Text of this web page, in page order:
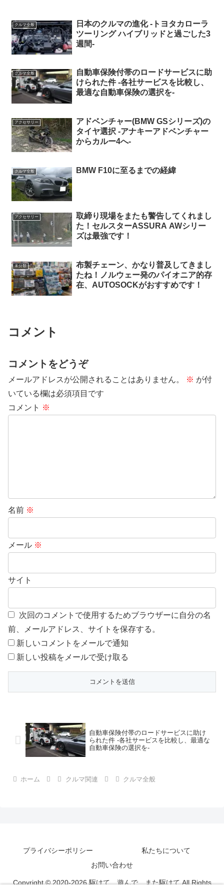
クルマ全般
日本のクルマの進化 -トヨタカローラ
ツーリング ハイブリッドと過ごした3
週間-
クルマ全般
自動車保険付帯のロードサービスに助
けられた件 -各社サービスを比較し、
最適な自動車保険の選択を-
アクセサリー
アドベンチャー(BMW GSシリーズ)の
タイヤ選択 -アナキーアドベンチャー
からカルー4へ-
クルマ全般 BMW F10に至るまでの経緯
アクセサリー
取締り現場をまたも警告してくれまし
た！セルスターASSURA AWシリー
ズは最強です！
未分類
布製チェーン、かなり普及してきまし
たね！ノルウェー発のパイオニア的存
在、AUTOSOCKがおすすめです！
コメント
コメントをどうぞ
メールアドレスが公開されることはありません。 ※ が付
いている欄は必須項目です
コメント ※
名前 ※
メール ※
サイト
次回のコメントで使用するためブラウザーに自分の名
前、メールアドレス、サイトを保存する。
新しいコメントをメールで通知
新しい投稿をメールで受け取る
自動車保険付帯のロードサービスに助け
られた件 -各社サービスを比較し、最適な
自動車保険の選択を-
ホーム クルマ関連 クルマ全般
プライバシーポリシー
私たちについて
お問い合わせ
Copyright © 2020-2026 駆けて 遊んで また駆けて All Rights